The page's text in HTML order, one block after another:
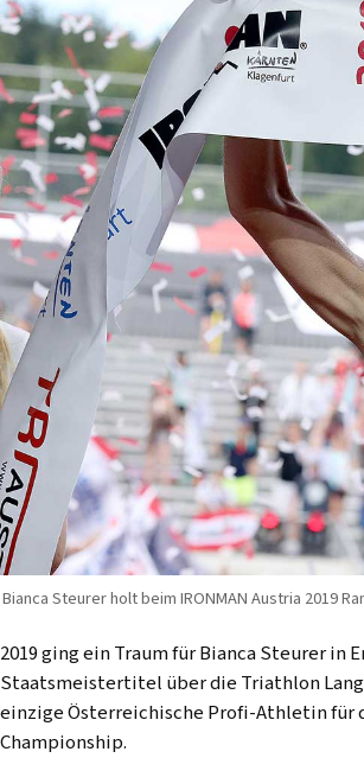
Bianca Steurer holt beim IRONMAN Austria 2019
2019 ging ein Traum für Bianca Steurer
Staatsmeistertitel über die Triathlon
einzige Österreichische Profi-Athletin für
Championship.